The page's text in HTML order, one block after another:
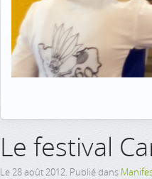
Le festival
Le28 août 2012. Publié dans